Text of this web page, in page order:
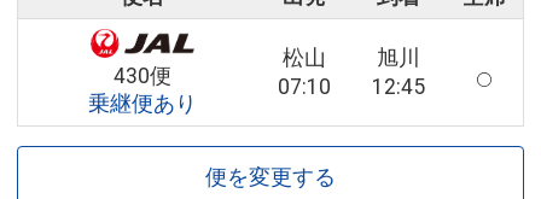
430便
乗継便あり
松山
07:10
旭川
12:45
便を変更する